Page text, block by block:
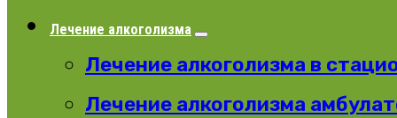
Лечение алкоголизма
Лечение алкоголизма в
Лечение алкоголизма